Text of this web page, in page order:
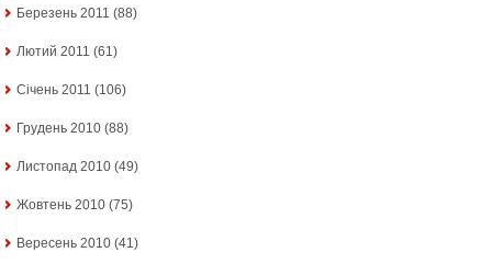
Березень 2011 (88)
Лютий 2011 (61)
Січень 2011 (106)
Грудень 2010 (88)
Листопад 2010 (49)
Жовтень 2010 (75)
Вересень 2010 (41)